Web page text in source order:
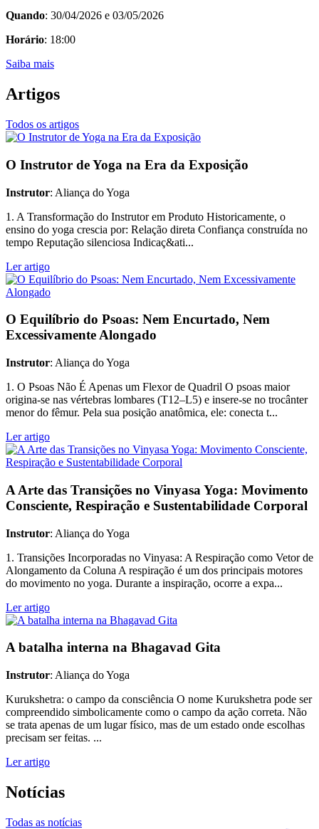
Quando: 30/04/2026 e 03/05/2026
Horário: 18:00
Saiba mais
Artigos
Todos os artigos
O Instrutor de Yoga na Era da Exposição
Instrutor: Aliança do Yoga
1. A Transformação do Instrutor em Produto Historicamente, o
ensino do yoga crescia por: Relação direta Confiança construída no
tempo Reputação silenciosa Indicaç&ati...
Ler artigo
O Equilíbrio do Psoas: Nem Encurtado, Nem
Excessivamente Alongado
Instrutor: Aliança do Yoga
1. O Psoas Não É Apenas um Flexor de Quadril O psoas maior
origina-se nas vértebras lombares (T12–L5) e insere-se no trocânter
menor do fêmur. Pela sua posição anatômica, ele: conecta t...
Ler artigo
A Arte das Transições no Vinyasa Yoga: Movimento
Consciente, Respiração e Sustentabilidade Corporal
Instrutor: Aliança do Yoga
1. Transições Incorporadas no Vinyasa: A Respiração como Vetor de
Alongamento da Coluna A respiração é um dos principais motores
do movimento no yoga. Durante a inspiração, ocorre a expa...
Ler artigo
A batalha interna na Bhagavad Gita
Instrutor: Aliança do Yoga
Kurukshetra: o campo da consciência O nome Kurukshetra pode ser
compreendido simbolicamente como o campo da ação correta. Não
se trata apenas de um lugar físico, mas de um estado onde escolhas
precisam ser feitas. ...
Ler artigo
Notícias
Todas as notícias